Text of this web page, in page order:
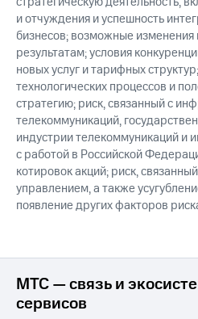
и отчуждения и успешность
бизнесов; возможные
результатам; условия
новых услуг и тарифных
технологических процессов и
стратегию; риск, связанный с
телекоммуникаций,
индустрии телекоммуникаций и
с работой в Российской
котировок акций; риск,
управлением, а также
появление других факторов
МТС — связь и
сервисов